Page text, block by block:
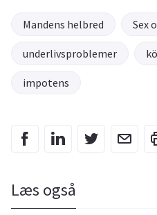
Mandens helbred Sex
underlivsproblemer
impotens
Læs også